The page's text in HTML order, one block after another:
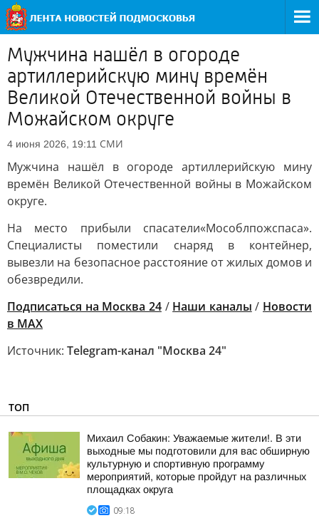
Мужчина нашёл в огороде
артиллерийскую мину времён
Великой Отечественной войны в
Можайском округе
4 июня 2026, 19:11 СМИ
Мужчина нашёл в огороде артиллерийскую мину
времён Великой Отечественной войны в Можайском
округе.
На место прибыли спасатели«Мособлпожспаса».
Специалисты поместили снаряд в контейнер,
вывезли на безопасное расстояние от жилых домов и
обезвредили.
Подписаться на Москва 24/ Наши каналы / Новости
в MAX
Источник: Telegram-канал "Москва 24"
ТОП
Михаил Собакин: Уважаемые жители!. В эти
выходные мы подготовили для вас обширную
культурную и спортивную программу
мероприятий, которые пройдут на различных
площадках округа
09:18